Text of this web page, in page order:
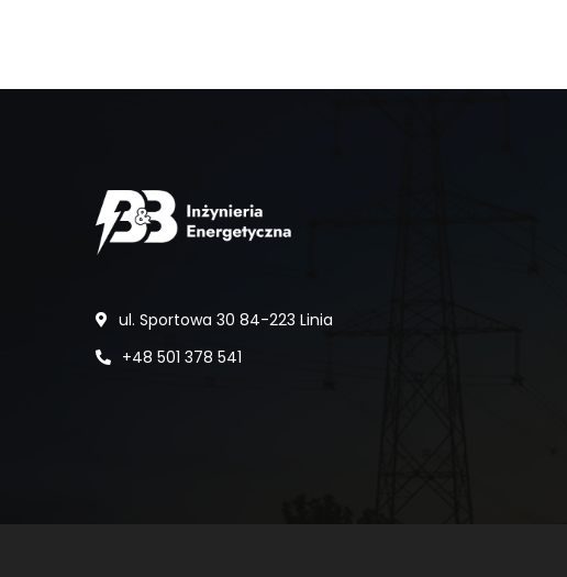
ul. Sportowa 30 84-223 Linia
+48 501 378 541